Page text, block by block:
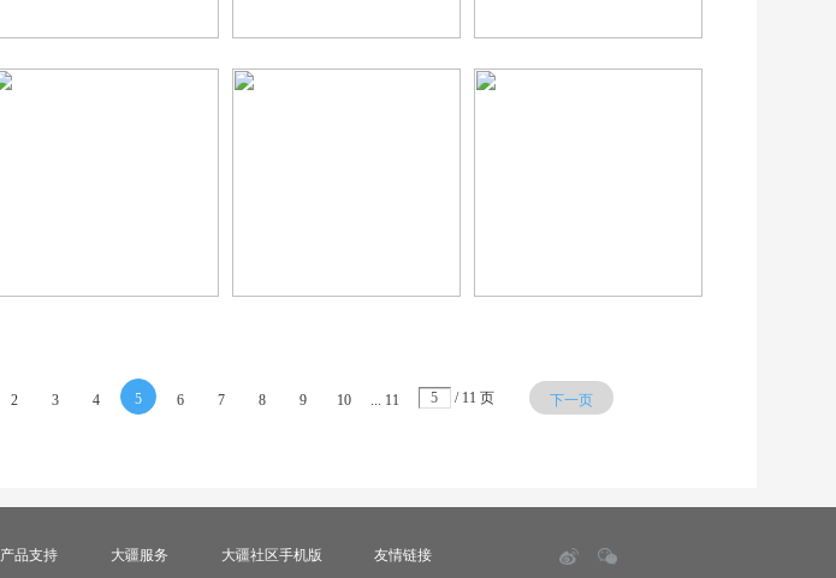
2 3 4 5 6 7 8 9 10 ... 11 / 11 页 下一页
产品支持 大疆服务 大疆社区手机版 友情链接